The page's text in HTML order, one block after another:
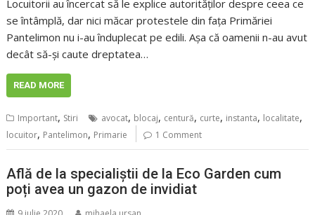
Locuitorii au încercat să le explice autorităţilor despre ceea ce
se întâmplă, dar nici măcar protestele din faţa Primăriei
Pantelimon nu i-au înduplecat pe edili. Aşa că oamenii n-au avut
decât să-şi caute dreptatea…
READ MORE
Important, Stiri avocat, blocaj, centură, curte, instanta, localitate,
locuitor, Pantelimon, Primarie 1 Comment
Află de la specialiștii de la Eco Garden cum
poți avea un gazon de invidiat